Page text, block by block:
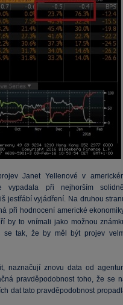
Janet Yellenové v
vypadala při nejhorším
jestřábí vyjádření. Na druhou
při hodnocení americké
by to vnímali jako možnou
se tak, že by měl být projev
naznačují znovu data od
pravděpodobnost toho, že se
dat tato pravděpodobnost